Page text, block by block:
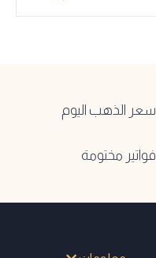
سعر الذهب اليوم
فواتير مختومة